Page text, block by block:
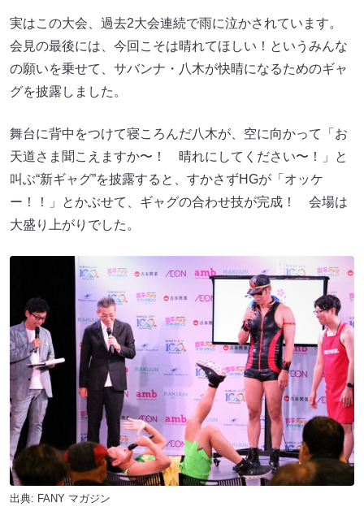
実はこの大会、過去2大会連続で雨に泣かされています。
会見の最後には、今回こそは晴れてほしい！というみんな
の願いを乗せて、サバンナ・八木が快晴になるためのギャ
グを披露しました。
舞台に背中をつけて寝ころんだ八木が、空に向かって「お
天道さま聞こえますか〜！ 晴れにしてください〜！」と
叫ぶ“新ギャグ”を披露すると、すかさずHGが「オッケ
ー！！」とかぶせて、ギャグの合わせ技が完成！ 会場は
大盛り上がりでした。
出典: FANY マガジン